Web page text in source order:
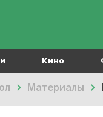
Кино
Материалы